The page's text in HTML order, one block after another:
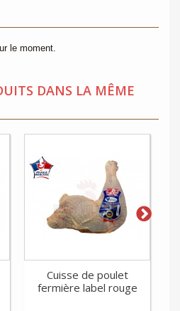
le moment.
DANS LA MÊME
Cuisse de poulet
fermière label rouge